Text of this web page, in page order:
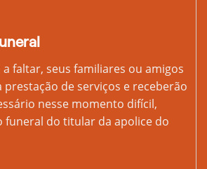
a faltar, seus familiares ou amigos
de serviços e receberão
nesse momento difícil,
funeral do titular da apolice do